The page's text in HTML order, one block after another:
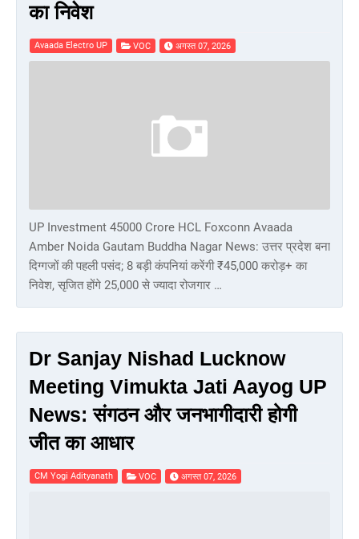
का निवेश
Avaada Electro UP VOC अगस्त 07, 2026
UP Investment 45000 Crore HCL Foxconn Avaada
Amber Noida Gautam Buddha Nagar News: उत्तर प्रदेश बना
दिग्गजों की पहली पसंद; 8 बड़ी कंपनियां करेंगी ₹45,000 करोड़+ का
निवेश, सृजित होंगे 25,000 से ज्यादा रोजगार …
Dr Sanjay Nishad Lucknow
Meeting Vimukta Jati Aayog UP
News: संगठन और जनभागीदारी होगी
जीत का आधार
CM Yogi Adityanath VOC अगस्त 07, 2026